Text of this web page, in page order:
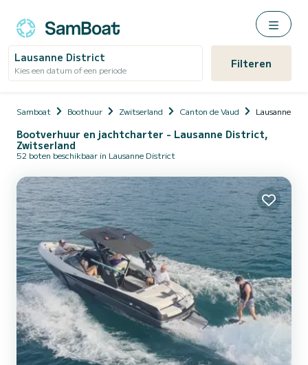
Lausanne District
Kies een datum of een periode Filteren
Samboat Boothuur Zwitserland Canton de Vaud Lausanne
Bootverhuur en jachtcharter - Lausanne District,
Zwitserland
52 boten beschikbaar in Lausanne District